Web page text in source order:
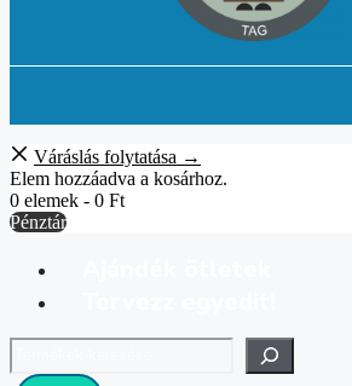
Váráslás folytatása →
Elem hozzáadva a kosárhoz.
0 elemek - 0 Ft
Pénztár
Keresés